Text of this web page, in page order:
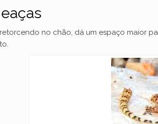
no chão, dá um espaço maior